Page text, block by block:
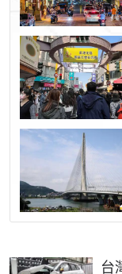
台